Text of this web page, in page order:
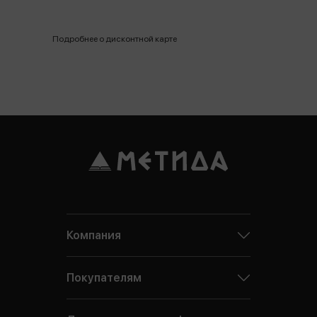
Подробнее о дисконтной карте
Компания
Покупателям